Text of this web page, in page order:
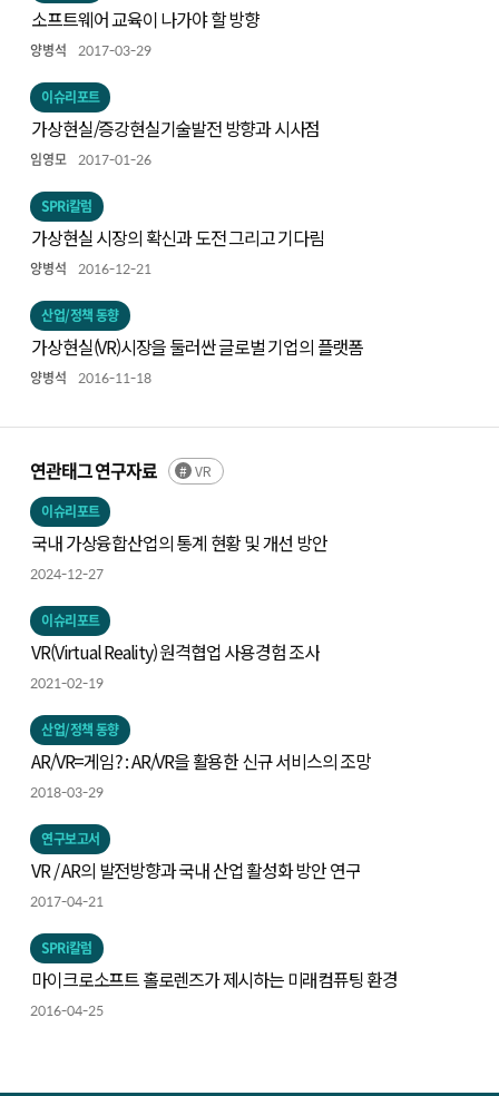
소프트웨어 교육이 나가야 할 방향
양병석 2017-03-29
이슈리포트
가상현실/증강현실기술발전 방향과 시사점
임영모 2017-01-26
SPRi칼럼
가상현실 시장의 확신과 도전 그리고 기다림
양병석 2016-12-21
산업/정책 동향
가상현실(VR)시장을 둘러싼 글로벌 기업의 플랫폼
양병석 2016-11-18
연관태그 연구자료 VR
이슈리포트
국내 가상융합산업의 통계 현황 및 개선 방안
2024-12-27
이슈리포트
VR(Virtual Reality) 원격협업 사용경험 조사
2021-02-19
산업/정책 동향
AR/VR=게임? : AR/VR을 활용한 신규 서비스의 조망
2018-03-29
연구보고서
VR / AR의 발전방향과 국내 산업 활성화 방안 연구
2017-04-21
SPRi칼럼
마이크로소프트 홀로렌즈가 제시하는 미래컴퓨팅 환경
2016-04-25